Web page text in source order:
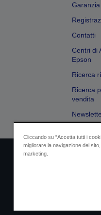
Contatti
Centri di
Epson
Ricerca
Ricerca
vendita
Cliccando su “Accetta tutti i
migliorare la navigazione del
marketing.